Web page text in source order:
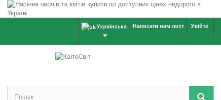
Увійти
Написати нам лист
Українська